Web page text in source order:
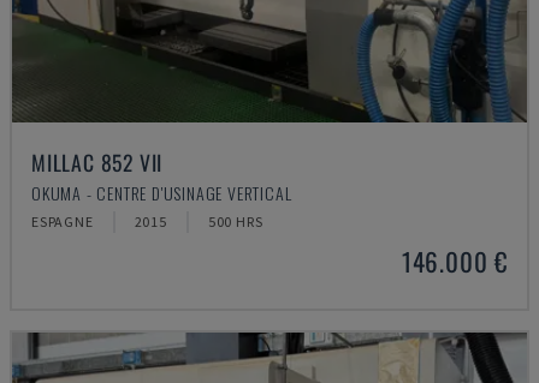
MILLAC 852 VII
OKUMA - CENTRE D'USINAGE VERTICAL
ESPAGNE 2015 500 HRS
146.000 €